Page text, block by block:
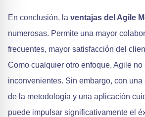
En conclusión, la ventajas del Agile
numerosas. Permite una mayor
frecuentes, mayor satisfacción del
Como cualquier otro enfoque, Agile no
inconvenientes. Sin embargo, con
de la metodología y una aplicación
puede impulsar significativamente el